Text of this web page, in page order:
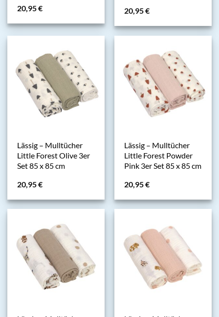
20,95€
20,95€
Lässig – Mulltücher
Little Forest Olive 3er
Set 85 x 85 cm
20,95€
Lässig – Mulltücher
Little Forest Powder
Pink 3er Set 85 x 85 cm
20,95€